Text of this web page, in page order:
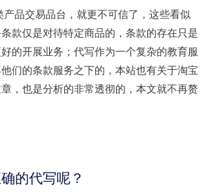
产品交易品台，就更不可信了，这些看似
款仅是对待特定商品的，条款的存在只是
的开展业务；代写作为一个复杂的教育服
们的条款服务之下的，本站也有关于淘宝
，也是分析的非常透彻的，本文就不再赘
的代写呢？